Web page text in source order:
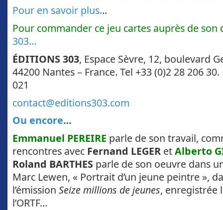
Pour en savoir plus...
Pour commander ce jeu cartes auprès de
303…
ÉDITIONS 303, Espace Sèvre, 12, boulevard
44200 Nantes – France. Tel +33 (0)2 28 206 30.
021
contact@editions303.com
Ou encore…
Emmanuel PEREIRE parle de son travail,
rencontres avec Fernand LEGER etAlberto
Roland BARTHES parle de son oeuvre dans
Marc Lewen, « Portrait d’un jeune peintre »,
l’émission Seize millions de jeunes, enregistrée
l’ORTF…